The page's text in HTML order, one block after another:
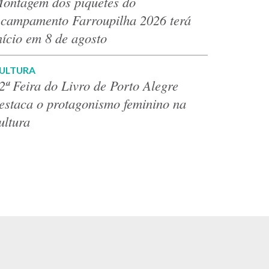
Farroupilha 2026 terá
em 8 de agosto
Feira do Livro de Porto Alegre
o protagonismo feminino na